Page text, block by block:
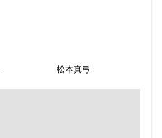
松本真弓